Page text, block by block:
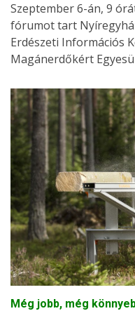
Szeptember 6-án, 9
fórumot tart
Erdészeti Információs
Magánerdőkért
Még jobb, még